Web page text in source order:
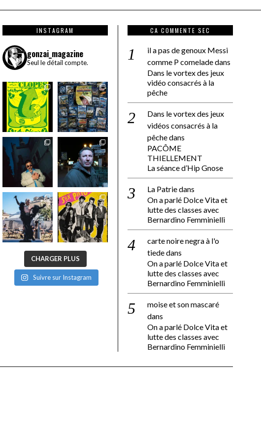
INSTAGRAM
gonzai_magazine
Seul le détail compte.
CHARGER PLUS
Suivre sur Instagram
CA COMMENTE SEC
il a pas de genoux Messi
comme P comeladedans
Dans le vortex des jeux
vidéo consacrés à la
pêche
Dans le vortex des jeux
vidéos consacrés à la
pêchedans
PACÔME
THIELLEMENT
La séance d’Hip Gnose
La Patriedans
On a parlé Dolce Vita et
lutte des classes avec
Bernardino Femminielli
carte noire negra à l'o
tiededans
On a parlé Dolce Vita et
lutte des classes avec
Bernardino Femminielli
moise et son mascaré
dans
On a parlé Dolce Vita et
lutte des classes avec
Bernardino Femminielli